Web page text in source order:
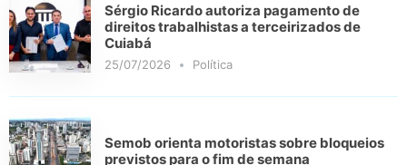
Sérgio Ricardo autoriza pagamento de
direitos trabalhistas a terceirizados de
Cuiabá
25/07/2026 Política
Semob orienta motoristas sobre bloqueios
previstos para o fim de semana